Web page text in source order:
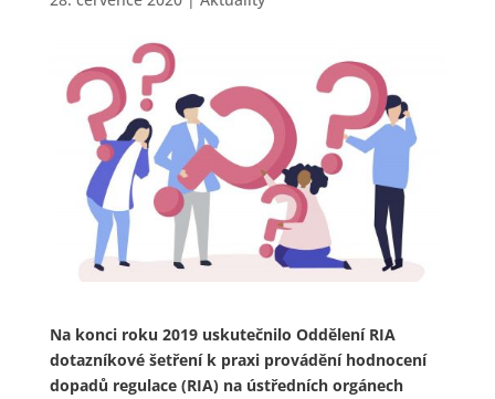
Na konci roku 2019 uskutečnilo Oddělení RIA
dotazníkové šetření k praxi provádění hodnocení
dopadů regulace (RIA) na ústředních orgánech